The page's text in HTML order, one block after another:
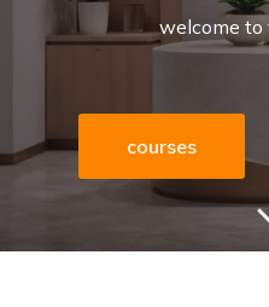
welcome to
courses